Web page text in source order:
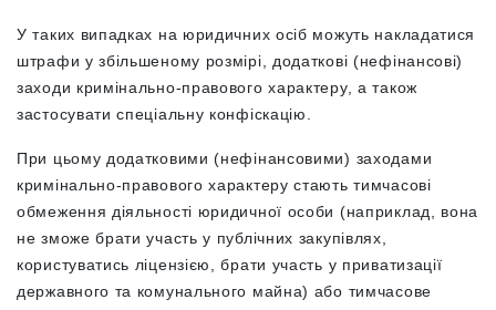
У таких випадках на юридичних осіб можуть накладатися
штрафи у збільшеному розмірі, додаткові (нефінансові)
заходи кримінально-правового характеру, а також
застосувати спеціальну конфіскацію.
При цьому додатковими (нефінансовими) заходами
кримінально-правового характеру стають тимчасові
обмеження діяльності юридичної особи (наприклад, вона
не зможе брати участь у публічних закупівлях,
користуватись ліцензією, брати участь у приватизації
державного та комунального майна) або тимчасове